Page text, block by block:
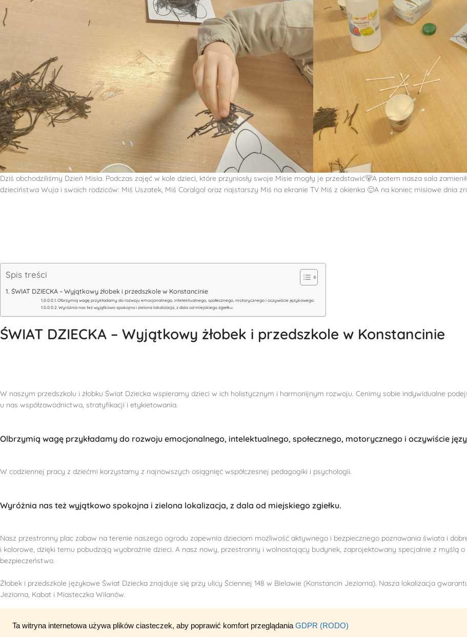
Ta witryna internetowa używa plików ciasteczek, aby poprawić komfort przeglądania GDPR (RODO)
Dziś obchodziliśmy Dzień Misia. Podczas zajęć w kole dzieci, które przyniosły swoje Misie mogły je przedstawić🐻A potem nasza sala
dzieciństwa Wuja i swoich rodziców: Miś Uszatek, Miś Coralgol oraz najstarszy Miś na ekranie TV Miś z okienka 🙂A na koniec misiowe dnia
Spis treści
ŚWIAT DZIECKA – Wyjątkowy żłobek i przedszkole w Konstancinie
Olbrzymią wagę przykładamy do rozwoju emocjonalnego, intelektualnego, społecznego, motorycznego i oczywiście językowego.
Wyróżnia nas też wyjątkowo spokojna i zielona lokalizacja, z dala od miejskiego zgiełku.
ŚWIAT DZIECKA – Wyjątkowy żłobek i przedszkole w Konstancinie
W naszym przedszkolu i żłobku Świat Dziecka wspieramy dzieci w ich holistycznym i harmonijnym rozwoju. Cenimy sobie indywidualne
u nas współzawodnictwa, stratyfikacji i etykietowania.
Olbrzymią wagę przykładamy do rozwoju emocjonalnego, intelektualnego, społecznego, motorycznego i oczywiście
W codziennej pracy z dziećmi korzystamy z najnowszych osiągnięć współczesnej pedagogiki i psychologii.
Wyróżnia nas też wyjątkowo spokojna i zielona lokalizacja, z dala od miejskiego zgiełku.
Nasz przestronny plac zabaw na terenie naszego ogrodu zapewnia dzieciom możliwość aktywnego i bezpiecznego poznawania świata i
i kolorowe, dzięki temu pobudzają wyobraźnie dzieci. A nasz nowy, przestronny i wolnostojący budynek, zaprojektowany specjalnie z myślą o
bezpieczeństwo.
Żłobek i przedszkole językowe Świat Dziecka znajduje się przy ulicy Ściennej 148 w Bielawie (Konstancin Jeziorna). Nasza lokalizacja
Jeziorna, Kabat i Miasteczka Wilanów.
ŚWIAT DZIECKA – Wyjątkowy żłobek i przedszkole w Konstancinie zaprasza!